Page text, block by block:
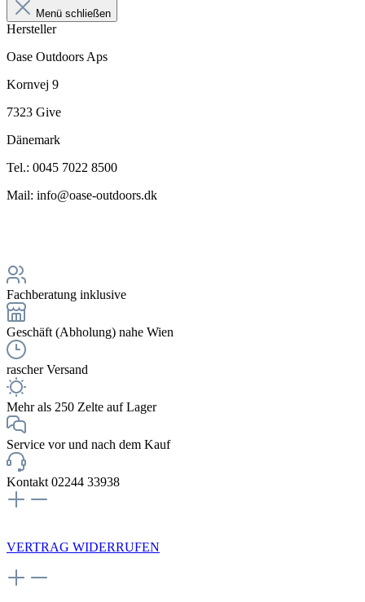
Menü schließen
Hersteller
Oase Outdoors Aps
Kornvej 9
7323 Give
Dänemark
Tel.: 0045 7022 8500
Mail: info@oase-outdoors.dk
Fachberatung inklusive
Geschäft (Abholung) nahe Wien
rascher Versand
Mehr als 250 Zelte auf Lager
Service vor und nach dem Kauf
Kontakt 02244 33938
VERTRAG WIDERRUFEN